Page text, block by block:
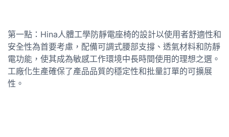
第一點：Hina人體工學防靜電座椅的設計以使用者舒適性和
安全性為首要考慮，配備可調式腰部支撐、透氣材料和防靜
電功能，使其成為敏感工作環境中長時間使用的理想之選。
工廠化生產確保了產品品質的穩定性和批量訂單的可擴展
性。